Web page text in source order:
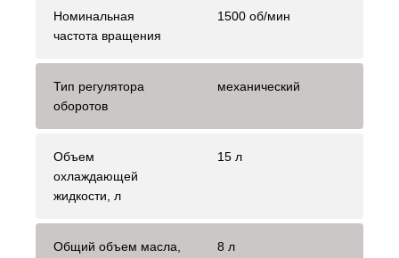
Номинальная
частота вращения
1500 об/мин
Тип регулятора
оборотов
механический
Объем
охлаждающей
жидкости, л
15 л
Общий объем масла,
8 л